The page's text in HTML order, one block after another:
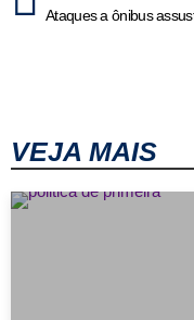
Ataques a ônibus
VEJA MAIS